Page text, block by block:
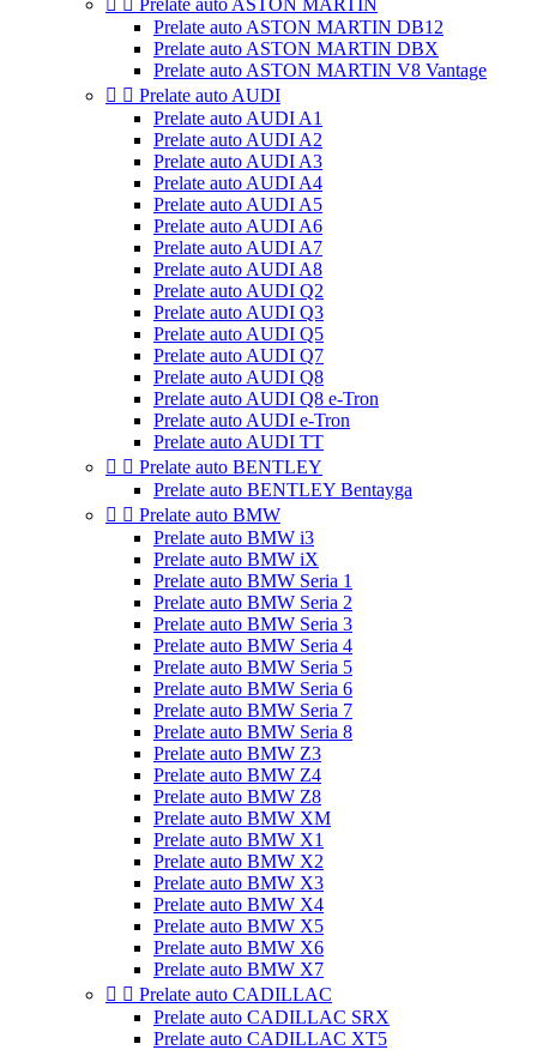
  Prelate auto ASTON MARTIN
Prelate auto ASTON MARTIN DB12
Prelate auto ASTON MARTIN DBX
Prelate auto ASTON MARTIN V8 Vantage
  Prelate auto AUDI
Prelate auto AUDI A1
Prelate auto AUDI A2
Prelate auto AUDI A3
Prelate auto AUDI A4
Prelate auto AUDI A5
Prelate auto AUDI A6
Prelate auto AUDI A7
Prelate auto AUDI A8
Prelate auto AUDI Q2
Prelate auto AUDI Q3
Prelate auto AUDI Q5
Prelate auto AUDI Q7
Prelate auto AUDI Q8
Prelate auto AUDI Q8 e-Tron
Prelate auto AUDI e-Tron
Prelate auto AUDI TT
  Prelate auto BENTLEY
Prelate auto BENTLEY Bentayga
  Prelate auto BMW
Prelate auto BMW i3
Prelate auto BMW iX
Prelate auto BMW Seria 1
Prelate auto BMW Seria 2
Prelate auto BMW Seria 3
Prelate auto BMW Seria 4
Prelate auto BMW Seria 5
Prelate auto BMW Seria 6
Prelate auto BMW Seria 7
Prelate auto BMW Seria 8
Prelate auto BMW Z3
Prelate auto BMW Z4
Prelate auto BMW Z8
Prelate auto BMW XM
Prelate auto BMW X1
Prelate auto BMW X2
Prelate auto BMW X3
Prelate auto BMW X4
Prelate auto BMW X5
Prelate auto BMW X6
Prelate auto BMW X7
  Prelate auto CADILLAC
Prelate auto CADILLAC SRX
Prelate auto CADILLAC XT5